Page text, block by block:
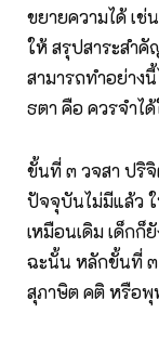
ขยายความได้ เช่
ให้ สรุปสาระสำ
สามารถทำอย่าง
ธตา คือ ควรจำไ
ขั้นที่ ๓ วจสา ปริ
ปัจจุบันไม่มีแล้ว
เหมือนเดิม เด็กก็
ฉะนั้น หลักขั้นที่ ๓
สุภาษิต คติ หรือพุ